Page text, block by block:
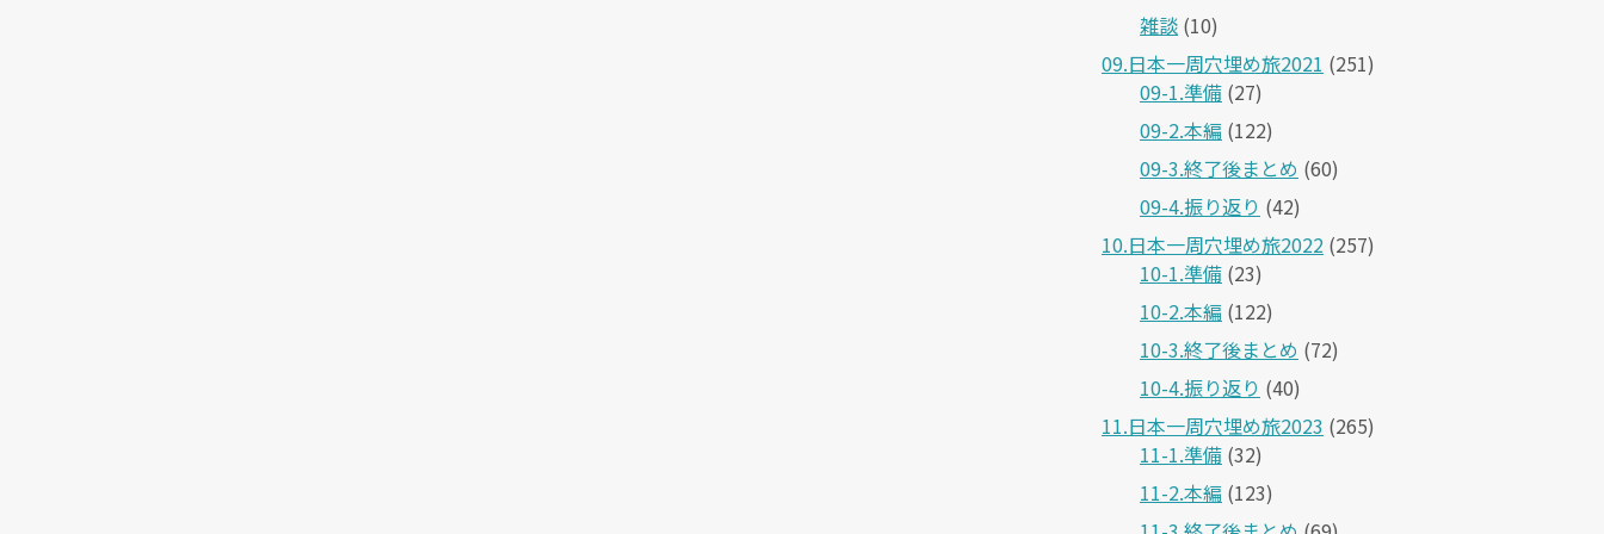
雑談 (10)
09.日本一周穴埋め旅2021 (251)
09-1.準備 (27)
09-2.本編 (122)
09-3.終了後まとめ (60)
09-4.振り返り (42)
10.日本一周穴埋め旅2022 (257)
10-1.準備 (23)
10-2.本編 (122)
10-3.終了後まとめ (72)
10-4.振り返り (40)
11.日本一周穴埋め旅2023 (265)
11-1.準備 (32)
11-2.本編 (123)